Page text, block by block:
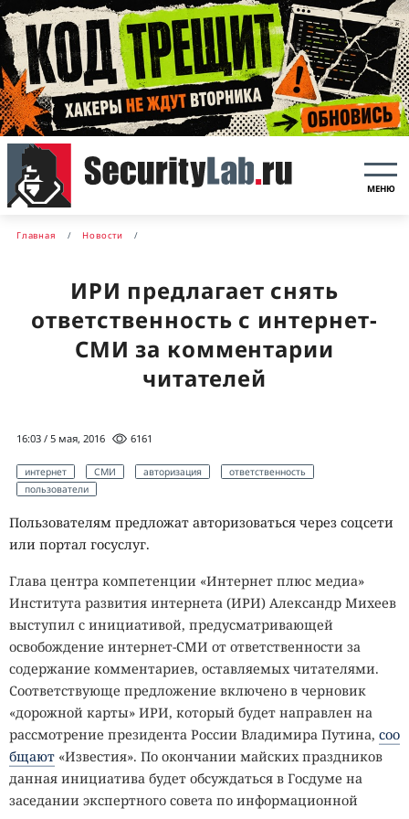
МЕНЮ
Главная Новости
ИРИ предлагает снять
ответственность с интернет-
СМИ за комментарии
читателей
16:03 / 5 мая, 2016 6161
интернет СМИ авторизация
ответственность
пользователи
Пользователям предложат авторизоваться через соцсети
или портал госуслуг.
Глава центра компетенции «Интернет плюс медиа»
Института развития интернета (ИРИ) Александр Михеев
выступил с инициативой, предусматривающей
освобождение интернет-СМИ от ответственности за
содержание комментариев, оставляемых читателями.
Соответствующе предложение включено в черновик
«дорожной карты» ИРИ, который будет направлен на
рассмотрение президента России Владимира Путина, соо
бщают «Известия». По окончании майских праздников
данная инициатива будет обсуждаться в Госдуме на
заседании экспертного совета по информационной